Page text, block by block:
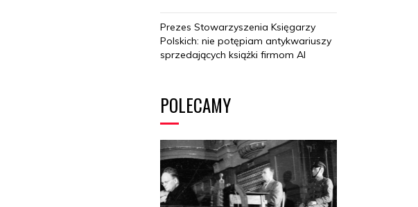
Prezes Stowarzyszenia Księgarzy
Polskich: nie potępiam antykwariuszy
sprzedających książki firmom AI
POLECAMY